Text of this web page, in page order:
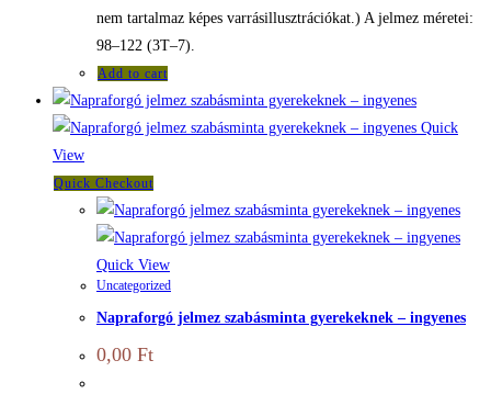
nem tartalmaz képes varrásillusztrációkat.) A jelmez méretei:
98–122 (3T–7).
Add to cart
Quick
View
Quick Checkout
Quick View
Uncategorized
Napraforgó jelmez szabásminta gyerekeknek – ingyenes
0,00 Ft